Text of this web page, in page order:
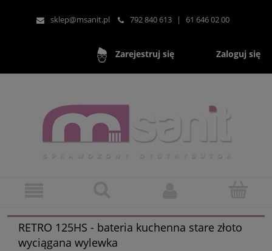
sklep@msanit.pl 792 840 613 | 61 646 02 00
Zarejestruj się Zaloguj się
RETRO 125HS - bateria kuchenna stare złoto
wyciągana wylewka